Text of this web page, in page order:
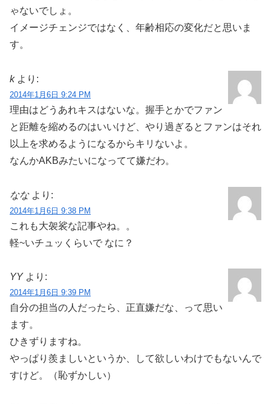
ゃないでしょ。
イメージチェンジではなく、年齢相応の変化だと思いま
す。
k より:
2014年1月6日 9:24 PM
理由はどうあれキスはないな。握手とかでファン
と距離を縮めるのはいいけど、やり過ぎるとファンはそれ
以上を求めるようになるからキリないよ。
なんかAKBみたいになってて嫌だわ。
なな より:
2014年1月6日 9:38 PM
これも大袈裟な記事やね。。
軽~いチュッくらいで なに？
YY より:
2014年1月6日 9:39 PM
自分の担当の人だったら、正直嫌だな、って思い
ます。
ひきずりますね。
やっぱり羨ましいというか、して欲しいわけでもないんで
すけど。（恥ずかしい）